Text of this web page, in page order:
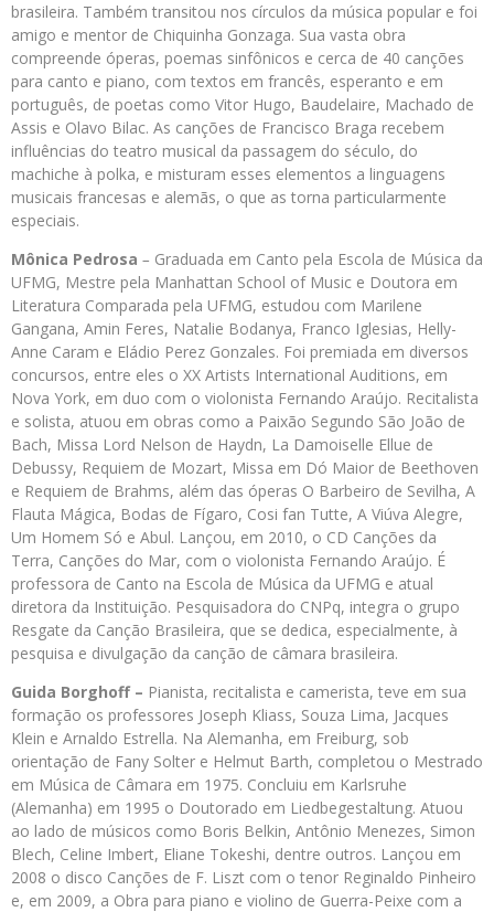
brasileira. Também transitou nos círculos da música popular e foi
amigo e mentor de Chiquinha Gonzaga. Sua vasta obra
compreende óperas, poemas sinfônicos e cerca de 40 canções
para canto e piano, com textos em francês, esperanto e em
português, de poetas como Vitor Hugo, Baudelaire, Machado de
Assis e Olavo Bilac. As canções de Francisco Braga recebem
influências do teatro musical da passagem do século, do
machiche à polka, e misturam esses elementos a linguagens
musicais francesas e alemãs, o que as torna particularmente
especiais.
Mônica Pedrosa – Graduada em Canto pela Escola de Música da
UFMG, Mestre pela Manhattan School of Music e Doutora em
Literatura Comparada pela UFMG, estudou com Marilene
Gangana, Amin Feres, Natalie Bodanya, Franco Iglesias, Helly-
Anne Caram e Eládio Perez Gonzales. Foi premiada em diversos
concursos, entre eles o XX Artists International Auditions, em
Nova York, em duo com o violonista Fernando Araújo. Recitalista
e solista, atuou em obras como a Paixão Segundo São João de
Bach, Missa Lord Nelson de Haydn, La Damoiselle Ellue de
Debussy, Requiem de Mozart, Missa em Dó Maior de Beethoven
e Requiem de Brahms, além das óperas O Barbeiro de Sevilha, A
Flauta Mágica, Bodas de Fígaro, Cosi fan Tutte, A Viúva Alegre,
Um Homem Só e Abul. Lançou, em 2010, o CD Canções da
Terra, Canções do Mar, com o violonista Fernando Araújo. É
professora de Canto na Escola de Música da UFMG e atual
diretora da Instituição. Pesquisadora do CNPq, integra o grupo
Resgate da Canção Brasileira, que se dedica, especialmente, à
pesquisa e divulgação da canção de câmara brasileira.
Guida Borghoff – Pianista, recitalista e camerista, teve em sua
formação os professores Joseph Kliass, Souza Lima, Jacques
Klein e Arnaldo Estrella. Na Alemanha, em Freiburg, sob
orientação de Fany Solter e Helmut Barth, completou o Mestrado
em Música de Câmara em 1975. Concluiu em Karlsruhe
(Alemanha) em 1995 o Doutorado em Liedbegestaltung. Atuou
ao lado de músicos como Boris Belkin, Antônio Menezes, Simon
Blech, Celine Imbert, Eliane Tokeshi, dentre outros. Lançou em
2008 o disco Canções de F. Liszt com o tenor Reginaldo Pinheiro
e, em 2009, a Obra para piano e violino de Guerra-Peixe com a